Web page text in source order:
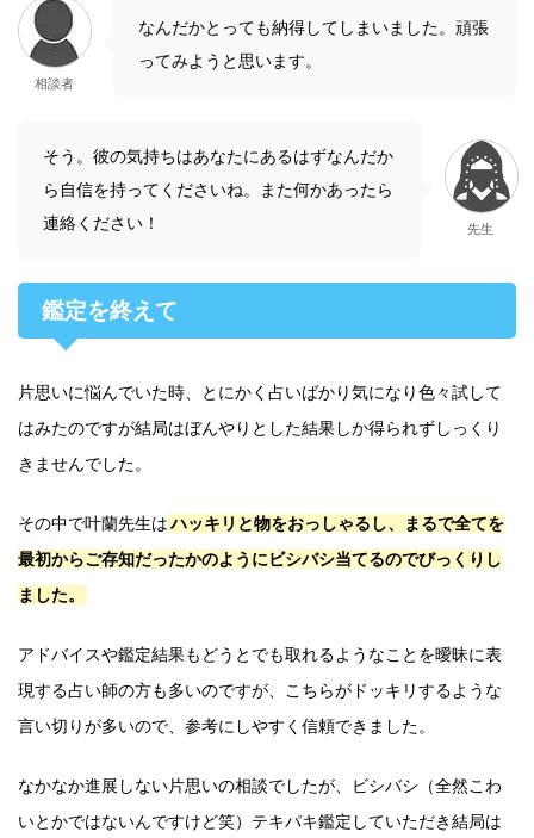
相談者
なんだかとっても納得してしまいました。頑張
ってみようと思います。
そう。彼の気持ちはあなたにあるはずなんだか
ら自信を持ってくださいね。また何かあったら
連絡ください！
先生
鑑定を終えて
片思いに悩んでいた時、とにかく占いばかり気になり色々試して
はみたのですが結局はぼんやりとした結果しか得られずしっくり
きませんでした。
その中で叶蘭先生はハッキリと物をおっしゃるし、まるで全てを
最初からご存知だったかのようにビシバシ当てるのでびっくりし
ました。
アドバイスや鑑定結果もどうとでも取れるようなことを曖昧に表
現する占い師の方も多いのですが、こちらがドッキリするような
言い切りが多いので、参考にしやすく信頼できました。
なかなか進展しない片思いの相談でしたが、ビシバシ（全然こわ
いとかではないんですけど笑）テキパキ鑑定していただき結局は